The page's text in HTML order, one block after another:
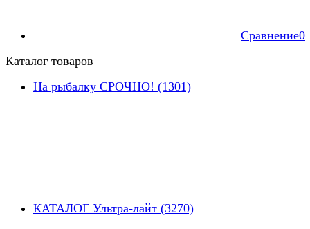
Сравнение0
Каталог товаров
На рыбалку СРОЧНО! (1301)
КАТАЛОГ Ультра-лайт (3270)